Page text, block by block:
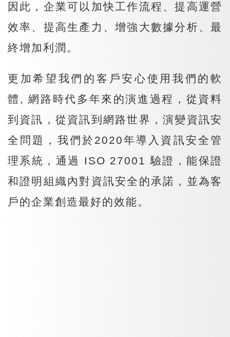
因此，企業可以加快工作流程、提高運營
效率、提高生產力、增強大數據分析、最
終增加利潤。
更加希望我們的客戶安心使用我們的軟
體, 網路時代多年來的演進過程，從資料
到資訊，從資訊到網路世界，演變資訊安
全問題，我們於2020年導入資訊安全管
理系統，通過 ISO 27001 驗證，能保證
和證明組織內對資訊安全的承諾，並為客
戶的企業創造最好的效能。